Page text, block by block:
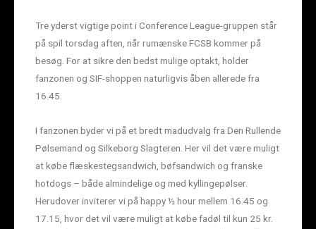
Tre yderst vigtige point i Conference League-gruppen står
på spil torsdag aften, når rumænske FCSB kommer på
besøg. For at sikre den bedst mulige optakt, holder
fanzonen og SIF-shoppen naturligvis åben allerede fra
16.45.
I fanzonen byder vi på et bredt madudvalg fra Den Rullende
Pølsemand og Silkeborg Slagteren. Her vil det være muligt
at købe flæskestegsandwich, bøfsandwich og franske
hotdogs – både almindelige og med kyllingepølser.
Herudover inviterer vi på happy ½ hour mellem 16.45 og
17.15, hvor det vil være muligt at købe fadøl til kun 25 kr.